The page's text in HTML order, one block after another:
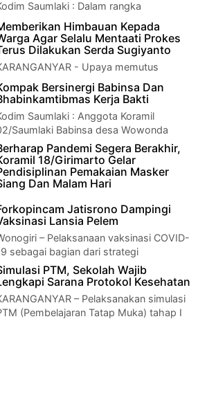
Saumlaki : Dalam rangka
kegiatan Serbuan Vaksinasi
Covid-19, Anggota Babinsa Kora…
Himbauan Kepada
Agar Selalu Mentaati Prokes
Dilakukan Serda Sugiyanto
- Upaya memutus
Virus Covid 19 di wilayah
anggota Koramil 05/Mojogedang
Bersinergi Babinsa Dan
Kerja Bakti
Saumlaki : Anggota Koramil
Saumlaki Babinsa desa Wowonda
royong bersama Bhabi…
Pandemi Segera Berakhir,
18/Girimarto Gelar
Pemakaian Masker
Dan Malam Hari
selalu mematuhi protokol
Kora…
Jatisrono Dampingi
Lansia Pelem
– Pelaksanaan vaksinasi COVID-
sebagai bagian dari strategi
Covid-19. diharapkan denga…
PTM, Sekolah Wajib
Sarana Protokol Kesehatan
– Pelaksanakan simulasi
(Pembelajaran Tatap Muka) tahap I